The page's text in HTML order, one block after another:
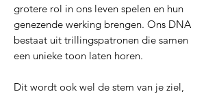
grotere rol in ons leven spelen en hun
genezende werking brengen. Ons DNA
bestaat uit trillingspatronen die samen
een unieke toon laten horen.
Dit wordt ook wel de stem van je ziel,